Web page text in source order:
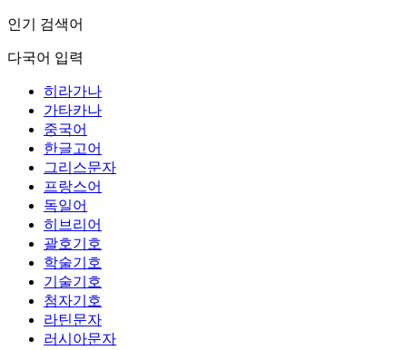
인기 검색어
다국어 입력
히라가나
가타카나
중국어
한글고어
그리스문자
프랑스어
독일어
히브리어
괄호기호
학술기호
기술기호
첨자기호
라틴문자
러시아문자